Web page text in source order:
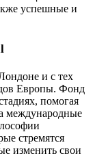
успешные и
и с тех
Европы. Фонд
помогая
международные
стремятся
изменить свои